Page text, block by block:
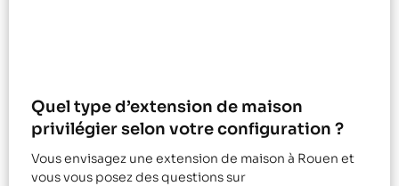
Quel type d’extension de maison
privilégier selon votre configuration ?
Vous envisagez une extension de maison à Rouen et
vous vous posez des questions sur